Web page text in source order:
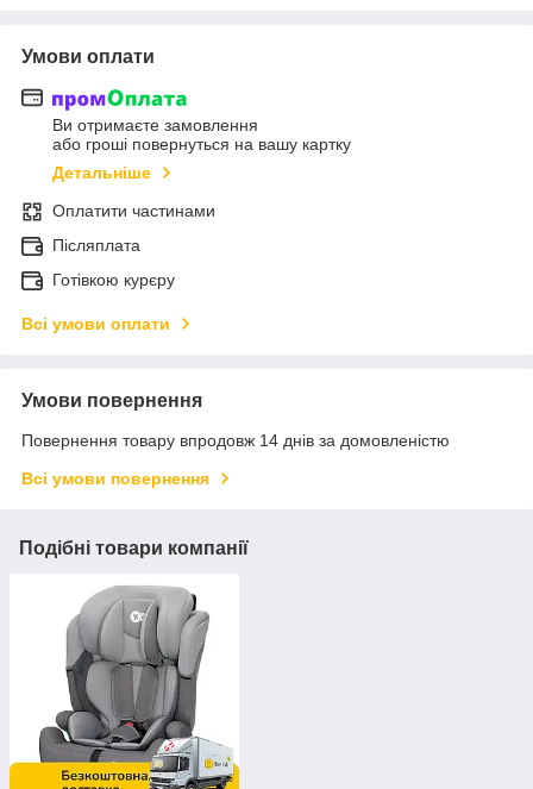
Умови оплати
Ви отримаєте замовлення
або гроші повернуться на вашу картку
Детальніше
Оплатити частинами
Післяплата
Готівкою курєру
Всі умови оплати
Умови повернення
Повернення товару впродовж 14 днів за домовленістю
Всі умови повернення
Подібні товари компанії